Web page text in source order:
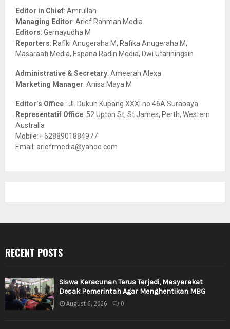
o
r
:
Editor in Chief: Amrullah
Managing Editor: Arief Rahman Media
Editors: Gemayudha M
Reporters: Rafiki Anugeraha M, Rafika Anugeraha M,
Masaraafi Media, Espana Radin Media, Dwi Utariningsih
Administrative & Secretary: Ameerah Alexa
Marketing Manager: Anisa Maya M
Editor’s Office : Jl. Dukuh Kupang XXXI no.46A Surabaya
Representatif Office: 52 Upton St, St James, Perth, Western
Australia
Mobile:+ 6288901884977
Email: ariefrmedia@yahoo.com
RECENT POSTS
Siswa Keracunan Terus Terjadi, Masyarakat
Desak Pemerintah Agar Menghentikan MBG
August 6, 2026 0